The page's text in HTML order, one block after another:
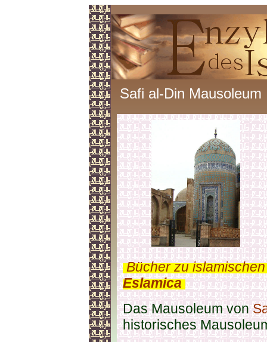
Safi al-Din Mausoleum
.Bücher zu
Eslamica.
Das Mausoleum von
historisches